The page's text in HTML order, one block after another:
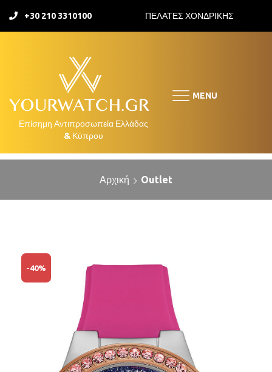
+30 210 3310100 ΠΕΛΑΤΕΣ ΧΟΝΔΡΙΚΗΣ
MENU
Αρχική Outlet
-40%